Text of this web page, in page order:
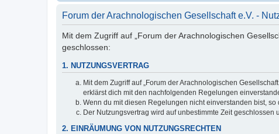
Forum der Arachnologischen Gesellschaft e.V. -
Mit dem Zugriff auf „Forum der Arachnologischen
geschlossen:
1. NUTZUNGSVERTRAG
Mit dem Zugriff auf „Forum der Arachnologischen
erklärst dich mit den nachfolgenden Regelungen
Wenn du mit diesen Regelungen nicht einverstanden bist,
Der Nutzungsvertrag wird auf unbestimmte Zeit
2. EINRÄUMUNG VON NUTZUNGSRECHTEN